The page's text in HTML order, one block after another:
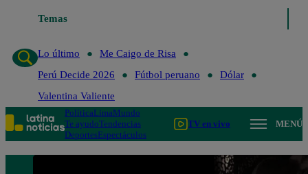
Temas
Lo último
Lo último
Me Caigo de Risa
Perú Decide 2026
Fútbol peruano
Dólar
Valentina Valiente
PolíticaLimaMundo
Te ayudoTendencias
DeportesEspectáculos
TV en vivo MENÚ